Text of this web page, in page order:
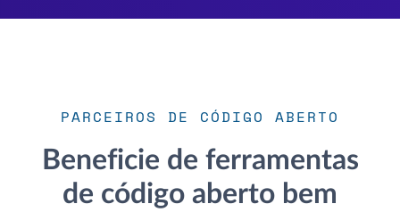
PARCEIROS DE CÓDIGO ABERTO
Beneficie de ferramentas
de código aberto bem